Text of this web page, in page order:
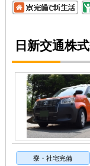
日新交通株
寮・社宅完備